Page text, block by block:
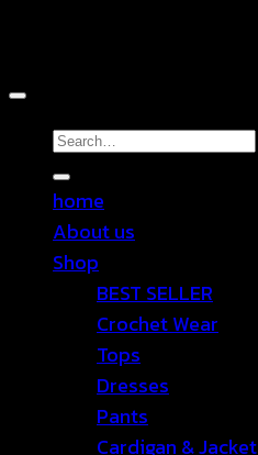
Search
for:
home
About us
Shop
BEST SELLER
Crochet Wear
Tops
Dresses
Pants
Cardigan & Jacket